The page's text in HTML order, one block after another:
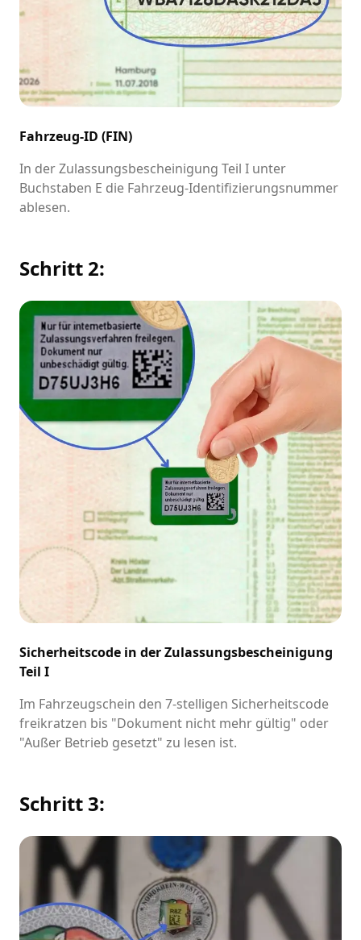
Fahrzeug-ID (FIN)
In der Zulassungsbescheinigung Teil I unter
Buchstaben E die Fahrzeug-Identifizierungsnummer
ablesen.
Schritt 2:
Sicherheitscode in der Zulassungsbescheinigung
Teil I
Im Fahrzeugschein den 7-stelligen Sicherheitscode
freikratzen bis "Dokument nicht mehr gültig" oder
"Außer Betrieb gesetzt" zu lesen ist.
Schritt 3: